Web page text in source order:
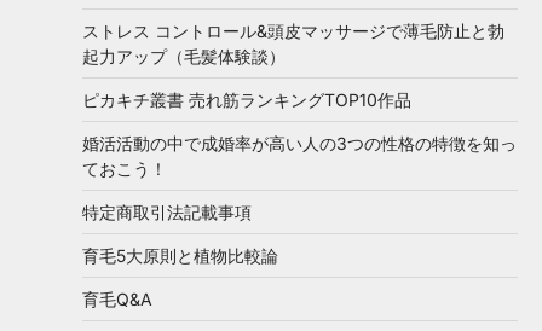
ストレス コントロール&頭皮マッサージで薄毛防止と勃
起力アップ（毛髪体験談）
ピカキチ叢書 売れ筋ランキングTOP10作品
婚活活動の中で成婚率が高い人の3つの性格の特徴を知っ
ておこう！
特定商取引法記載事項
育毛5大原則と植物比較論
育毛Q&A